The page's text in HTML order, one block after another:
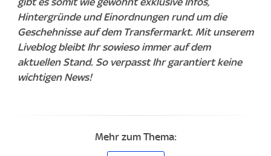
Hintergründe und Einordnungen rund um die
Geschehnisse auf dem Transfermarkt. Mit unserem
Liveblog bleibt Ihr sowieso immer auf dem
aktuellen Stand. So verpasst Ihr garantiert keine
wichtigen News!
Mehr zum Thema: